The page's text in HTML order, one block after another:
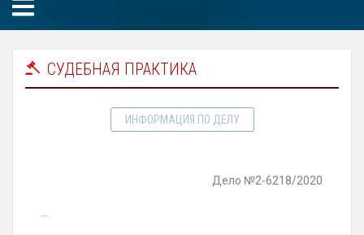
СУДЕБНАЯ ПРАКТИКА
ИНФОРМАЦИЯ ПО ДЕЛУ
Дело №2-6218/2020
...